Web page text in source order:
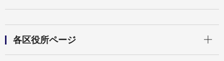
各区役所ページ